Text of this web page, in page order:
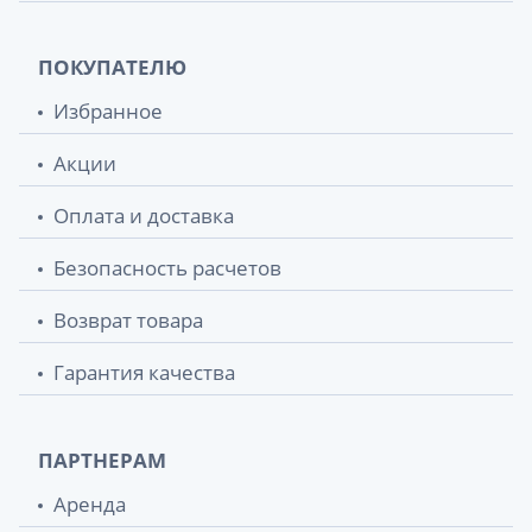
ваниль 4,6г 440049
Биокон натурал уход помада гиг манго/
Биокон натурал уход помада гиг молоч
шоколад/миндаль 4,6г 440047
Биокон освежитель полости рта блиц-
фреш мята 25мл 200006
Биокон Натуральный уход крем д/рук
серкет улитки 90 мл
ПОКУПАТЕЛЮ
Избранное
Акции
Оплата и доставка
Безопасность расчетов
Возврат товара
Гарантия качества
ПАРТНЕРАМ
Аренда